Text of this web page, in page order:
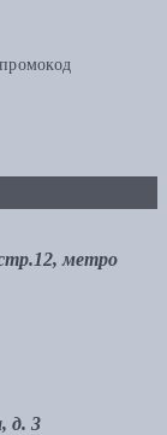
метро
д. 3